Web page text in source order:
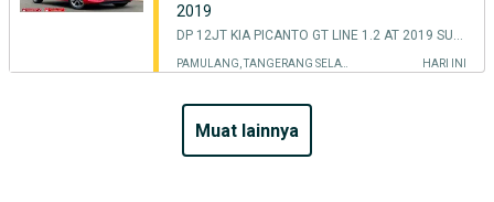
2019
DP 12JT KIA PICANTO GT LINE 1.2 AT 2019 SUNROOF KM.69RB PAJAK PANJANG
PAMULANG, TANGERANG SELATAN KOTA HARI INI
muat lainnya